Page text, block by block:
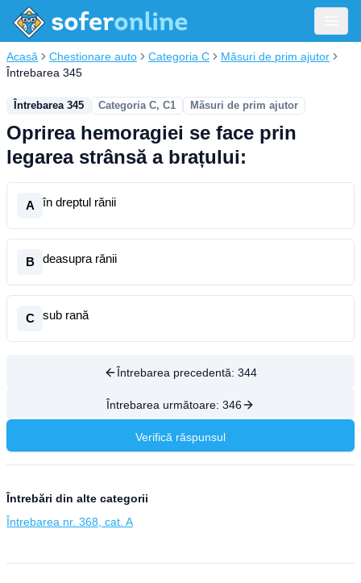
Acasă Chestionare auto Categoria C
Măsuri de prim ajutor
Întrebarea 345
Întrebarea 345 Categoria C, C1 Măsuri de prim ajutor
Oprirea hemoragiei se face prin
legarea strânsă a brațului:
A în dreptul rănii
B deasupra rănii
C sub rană
Întrebarea precedentă: 344
Întrebarea următoare: 346
Verifică răspunsul
Întrebări din alte categorii
Întrebarea nr. 368, cat. A